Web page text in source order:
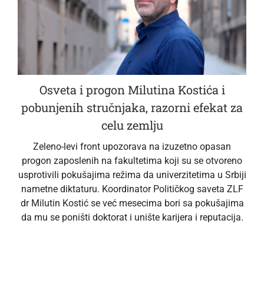
Osveta i progon Milutina Kostića i
pobunjenih stručnjaka, razorni efekat za
celu zemlju
Zeleno-levi front upozorava na izuzetno opasan
progon zaposlenih na fakultetima koji su se otvoreno
usprotivili pokušajima režima da univerzitetima u Srbiji
nametne diktaturu. Koordinator Političkog saveta ZLF
dr Milutin Kostić se već mesecima bori sa pokušajima
da mu se poništi doktorat i unište karijera i reputacija.